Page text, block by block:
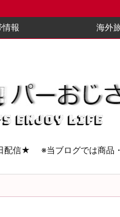
情報 海外
配信★ ※当ブログでは商品